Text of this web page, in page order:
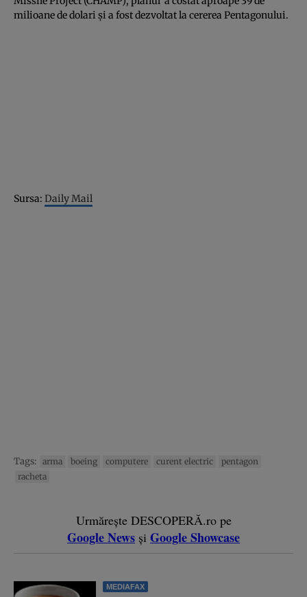
milioane de dolari şi a fost dezvoltat la cererea Pentagonului.
Sursa: Daily Mail
Tags: arma boeing computere curent electric
pentagon
racheta
Urmărește DESCOPERĂ.ro pe
Google News și Google Showcase
MEDIAFAX